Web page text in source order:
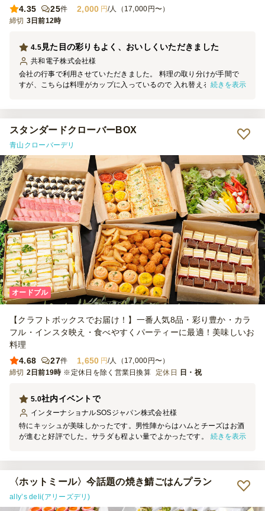
4.35
25件 2,000 円/人（17,000円〜）
締切 3日前12時
見た目の彩りもよく、おいしくいただきました
4.5
共和電子株式会社様
会社の行事で利用させていただきました。 料理の取り分けが手間で
すが、こちらは料理がカップに入っているので 入れ替えるだけなの
続きを表示
スタンダードクローバーBOX
青山クローバーデリ
オードブル
【クラフトボックスでお届け！】一番人気8品・彩り豊か・カラ
フル・インスタ映え・食べやすくパーティーに最適！美味しいお
料理
4.68
27件 1,650 円/人（17,000円〜）
締切 2日前19時 ※定休日を除く営業日換算 定休日 日・祝
社内イベントで
5.0
インターナショナルSOSジャパン株式会社様
特にキッシュが美味しかったです。男性陣からはハムとチーズはお酒
が進むと好評でした。サラダも程よい量でよかったです。ドレッシン
続きを表示
〈ホットミール〉今話題の焼き鯖ごはんプラン
ally’s deli(アリーズデリ)